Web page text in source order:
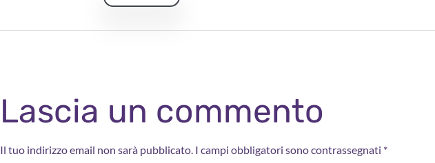
Lascia un commento
Il tuo indirizzo email non sarà pubblicato. I campi obbligatori sono contrassegnati *